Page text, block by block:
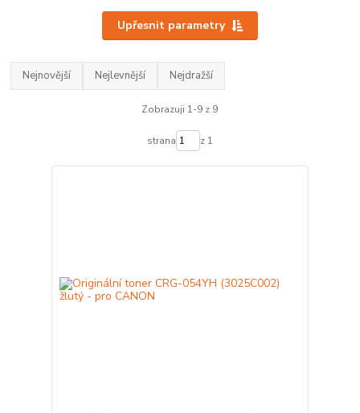
Upřesnit parametry
Nejnovější Nejlevnější Nejdražší
Zobrazuji 1-9 z 9
strana z 1